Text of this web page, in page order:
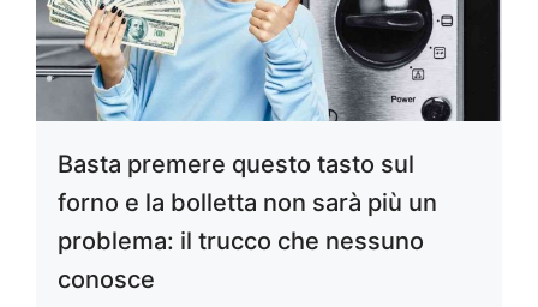
Basta premere questo tasto sul
forno e la bolletta non sarà più un
problema: il trucco che nessuno
conosce